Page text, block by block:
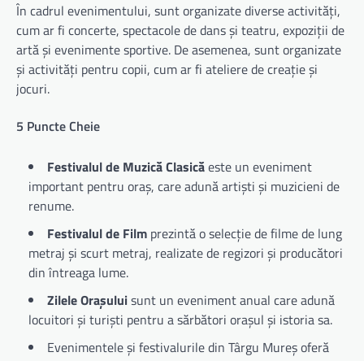
În cadrul evenimentului, sunt organizate diverse activități,
cum ar fi concerte, spectacole de dans și teatru, expoziții de
artă și evenimente sportive. De asemenea, sunt organizate
și activități pentru copii, cum ar fi ateliere de creație și
jocuri.
5 Puncte Cheie
Festivalul de Muzică Clasicăeste un eveniment
important pentru oraș, care adună artiști și muzicieni de
renume.
Festivalul de Film prezintă o selecție de filme de lung
metraj și scurt metraj, realizate de regizori și producători
din întreaga lume.
Zilele Orașuluisunt un eveniment anual care adună
locuitori și turiști pentru a sărbători orașul și istoria sa.
Evenimentele și festivalurile din Târgu Mureș oferă